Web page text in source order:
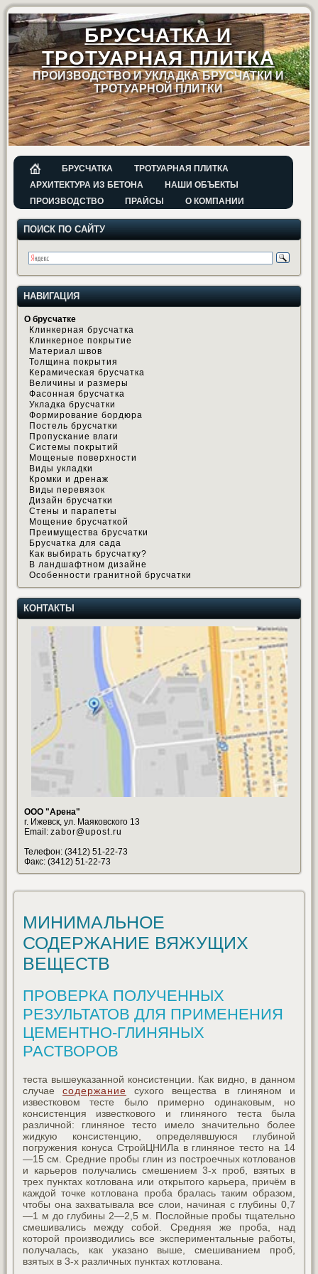
БРУСЧАТКА И
ТРОТУАРНАЯ ПЛИТКА
ПРОИЗВОДСТВО И УКЛАДКА БРУСЧАТКИ И
ТРОТУАРНОЙ ПЛИТКИ
БРУСЧАТКА
ТРОТУАРНАЯ ПЛИТКА
АРХИТЕКТУРА ИЗ БЕТОНА
НАШИ ОБЪЕКТЫ
ПРОИЗВОДСТВО
ПРАЙСЫ О КОМПАНИИ
ПОИСК ПО САЙТУ
НАВИГАЦИЯ
О брусчатке
Клинкерная брусчатка
Клинкерное покрытие
Материал швов
Толщина покрытия
Керамическая брусчатка
Величины и размеры
Фасонная брусчатка
Укладка брусчатки
Формирование бордюра
Постель брусчатки
Пропускание влаги
Системы покрытий
Мощеные поверхности
Виды укладки
Кромки и дренаж
Виды перевязок
Дизайн брусчатки
Стены и парапеты
Мощение брусчаткой
Преимущества брусчатки
Брусчатка для сада
Как выбирать брусчатку?
В ландшафтном дизайне
Особенности гранитной брусчатки
КОНТАКТЫ
ООО "Арена"
г. Ижевск, ул. Маяковского 13
Email: zabor@upost.ru
Телефон: (3412) 51-22-73
Факс: (3412) 51-22-73
МИНИМАЛЬНОЕ
СОДЕРЖАНИЕ ВЯЖУЩИХ
ВЕЩЕСТВ
ПРОВЕРКА ПОЛУЧЕННЫХ
РЕЗУЛЬТАТОВ ДЛЯ ПРИМЕНЕНИЯ
ЦЕМЕНТНО-ГЛИНЯНЫХ
РАСТВОРОВ
теста вышеуказанной консистенции. Как видно, в данном
случае содержание сухого вещества в глиняном и
известковом тесте было примерно одинаковым, но
консистенция известкового и глиняного теста была
различной: глиняное тесто имело значительно более
жидкую консистенцию, определявшуюся глубиной
погружения конуса СтройЦНИЛа в глиняное тесто на 14
—15 см. Средние пробы глин из построечных котлованов
и карьеров получались смешением 3-х проб, взятых в
трех пунктах котлована или открытого карьера, причём в
каждой точке котлована проба бралась таким образом,
чтобы она захватывала все слои, начиная с глубины 0,7
—1 м до глубины 2—2,5 м. Послойные пробы тщательно
смешивались между собой. Средняя же проба, над
которой производились все экспериментальные работы,
получалась, как указано выше, смешиванием проб,
взятых в 3-х различных пунктах котлована.